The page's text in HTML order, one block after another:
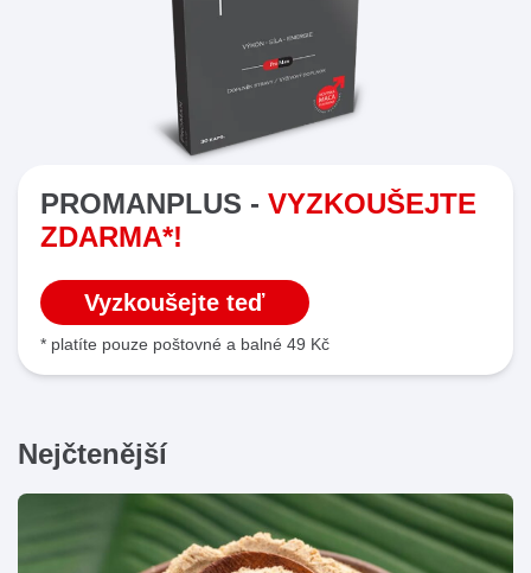
PROMANPLUS - VYZKOUŠEJTE
ZDARMA*!
Vyzkoušejte teď
* platíte pouze poštovné a balné 49 Kč
Nejčtenější